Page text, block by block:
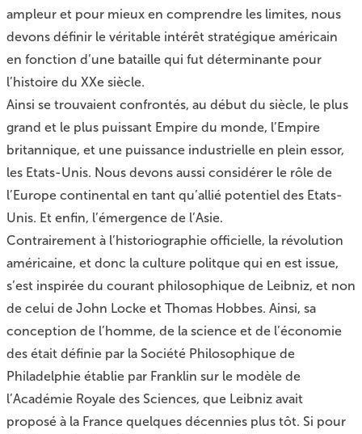
ampleur et pour mieux en comprendre les limites, nous
devons définir le véritable intérêt stratégique américain
en fonction d’une bataille qui fut déterminante pour
l’histoire du XXe siècle.
Ainsi se trouvaient confrontés, au début du siècle, le plus
grand et le plus puissant Empire du monde, l’Empire
britannique, et une puissance industrielle en plein essor,
les Etats-Unis. Nous devons aussi considérer le rôle de
l’Europe continental en tant qu’allié potentiel des Etats-
Unis. Et enfin, l’émergence de l’Asie.
Contrairement à l’historiographie officielle, la révolution
américaine, et donc la culture politque qui en est issue,
s’est inspirée du courant philosophique de Leibniz, et non
de celui de John Locke et Thomas Hobbes. Ainsi, sa
conception de l’homme, de la science et de l’économie
des était définie par la Société Philosophique de
Philadelphie établie par Franklin sur le modèle de
l’Académie Royale des Sciences, que Leibniz avait
proposé à la France quelques décennies plus tôt. Si pour